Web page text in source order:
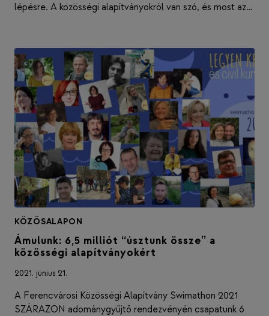
lépésre. A közösségi alapítványokról van szó, és most az…
KÖZÖSALAPON
Ámulunk: 6,5 milliót “úsztunk össze” a
közösségi alapítványokért
2021. június 21.
A Ferencvárosi Közösségi Alapítvány Swimathon 2021
SZÁRAZON adománygyűjtő rendezvényén csapatunk 6